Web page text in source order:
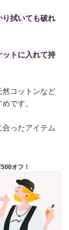
拭いても破れ
トに入れて持
コットンなど
です。
ったアイテム
オフ！